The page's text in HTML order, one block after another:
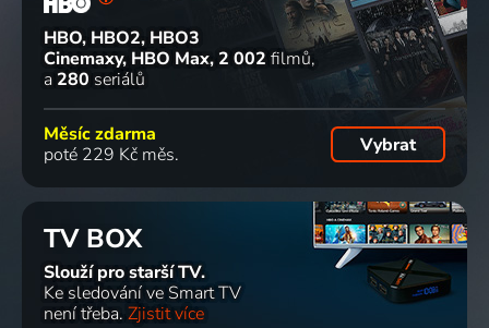
HBO, HBO2, HBO3
Cinemaxy, HBO Max 2 002 filmů
a 280 seriálů
Měsíc zdarma
poté 229 Kč měs.
Vybrat
TV BOX
Slouží pro starší TV.
Ke sledování ve Smart TV
není třeba. Zjistit více